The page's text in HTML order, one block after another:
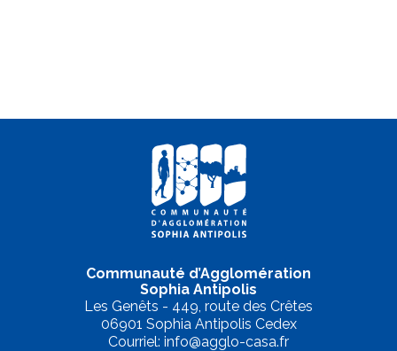
Communauté d’Agglomération
Sophia Antipolis
Les Genêts - 449, route des Crêtes
06901 Sophia Antipolis Cedex
Courriel: info@agglo-casa.fr